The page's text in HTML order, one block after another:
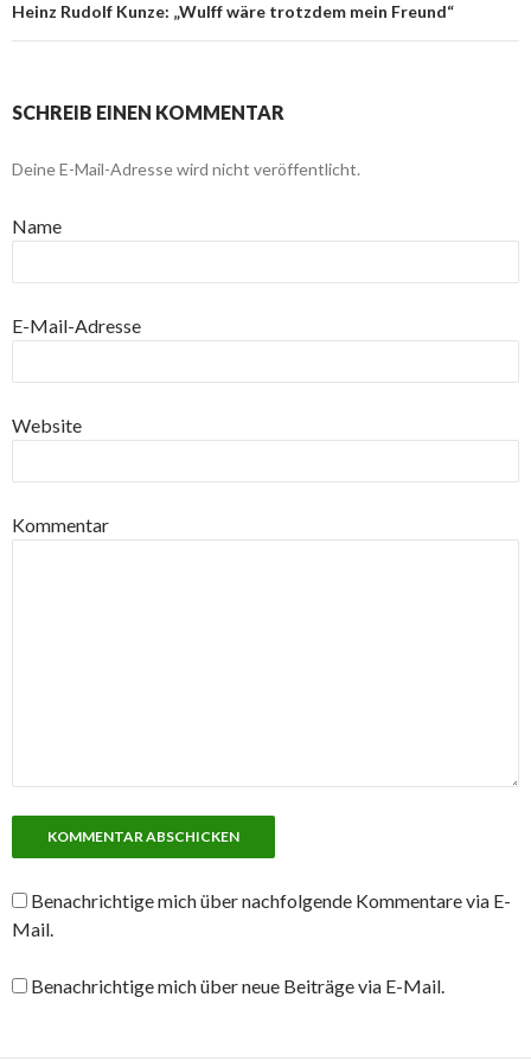
Heinz Rudolf Kunze: „Wulff wäre trotzdem mein Freund“
SCHREIB EINEN KOMMENTAR
Deine E-Mail-Adresse wird nicht veröffentlicht.
Name
E-Mail-Adresse
Website
Kommentar
Benachrichtige mich über nachfolgende Kommentare via E-
Mail.
Benachrichtige mich über neue Beiträge via E-Mail.